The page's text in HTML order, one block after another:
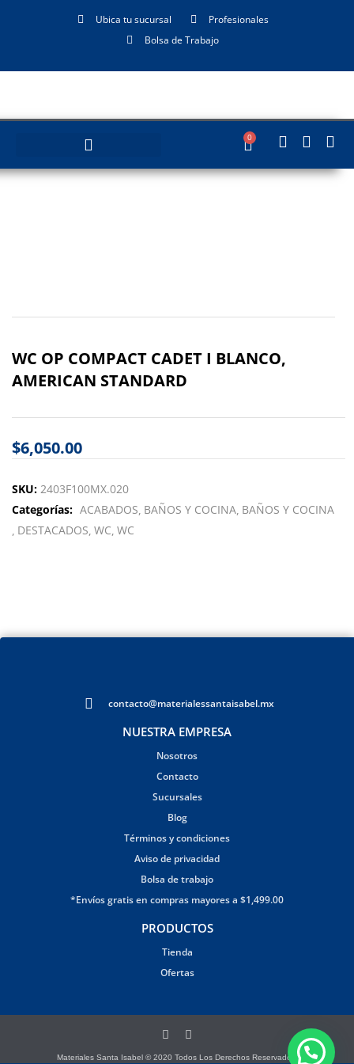
Ubica tu sucursal
Profesionales
Bolsa de Trabajo
0
WC OP COMPACT CADET I BLANCO,
AMERICAN STANDARD
$6,050.00
SKU: 2403F100MX.020
Categorías: ACABADOS BAÑOS Y COCINA BAÑOS Y COCINA
DESTACADOS WC WC
contacto@materialessantaisabel.mx
NUESTRA EMPRESA
Nosotros
Contacto
Sucursales
Blog
Términos y condiciones
Aviso de privacidad
Bolsa de trabajo
*Envíos gratis en compras mayores a $1,499.00
PRODUCTOS
Tienda
Ofertas
Materiales Santa Isabel © 2020 Todos Los Derechos Reservados.